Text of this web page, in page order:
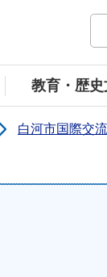
河市公式ホームペ
教育・歴
白河市国際交